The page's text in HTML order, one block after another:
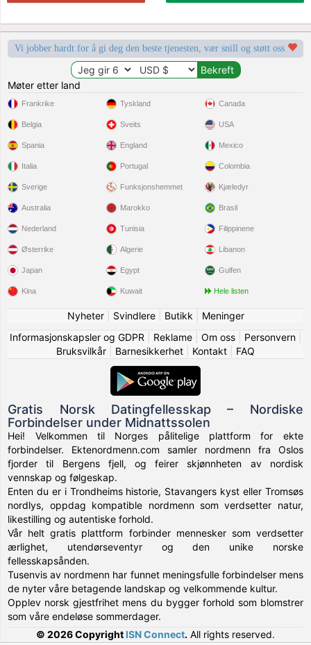
Vi jobber hardt for å gi deg den beste tjenesten, vær snill og støtt oss
Møter etter land
Frankrike
Belgia
Spania
Italia
Sverige
Tyskland
Sveits
England
Portugal
Funksjonshemmet
Canada
USA
Mexico
Colombia
Kjæledyr
Australia
Nederland
Østerrike
Japan
Kina
Marokko
Tunisia
Algerie
Egypt
Kuwait
Brasil
Filippinene
Libanon
Gulfen
Hele listen
Nyheter| Svindlere| Butikk
Meninger
Informasjonskapsler og GDPR
Reklame| Om oss| Personvern|
Bruksvilkår
Barnesikkerhet Kontakt FAQ
Gratis Norsk Datingfellesskap – Nordiske
Forbindelser under Midnattssolen
Hei! Velkommen til Norges pålitelige plattform for ekte
forbindelser. Ektenordmenn.com samler nordmenn fra Oslos
fjorder til Bergens fjell, og feirer skjønnheten av nordisk
vennskap og følgeskap.
Enten du er i Trondheims historie, Stavangers kyst eller Tromsøs
nordlys, oppdag kompatible nordmenn som verdsetter natur,
likestilling og autentiske forhold.
Vår helt gratis plattform forbinder mennesker som verdsetter
ærlighet, utendørseventyr og den unike norske
fellesskapsånden.
Tusenvis av nordmenn har funnet meningsfulle forbindelser mens
de nyter våre betagende landskap og velkommende kultur.
Opplev norsk gjestfrihet mens du bygger forhold som blomstrer
som våre endeløse sommerdager.
© 2026 Copyright ISN Connect. All rights reserved.